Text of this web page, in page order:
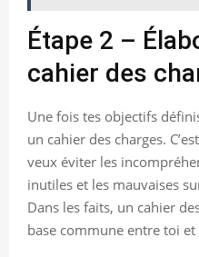
Étape 2 –
cahier des
Une fois tes objectifs
un cahier des charges.
veux éviter les
inutiles et les mauvaises
Dans les faits, un cahier
base commune entre toi et